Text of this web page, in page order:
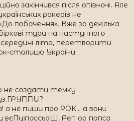
закінчився після опівночі. Але
рокерів не
побачення». Вже за декілька
тури на наступного
середині літа, перетворити
столицю України.
не создати темку
а не пиши про РОК... а вони
вєПуіпассьоШ, Реп ор попса